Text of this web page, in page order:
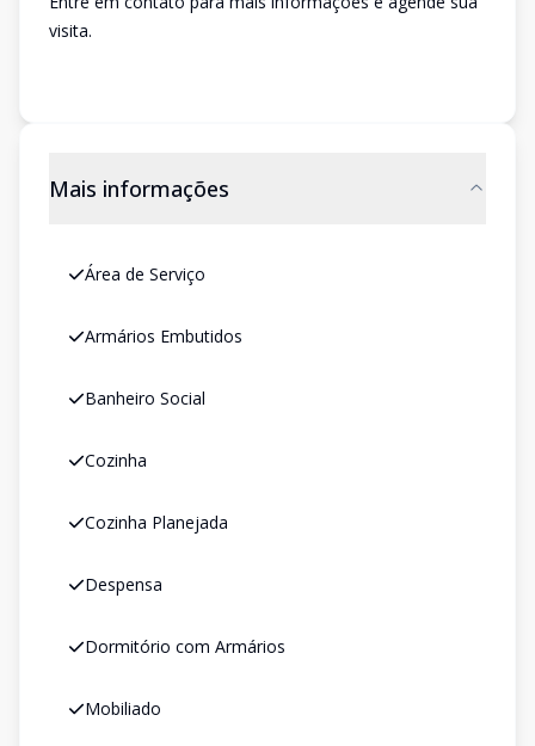
visita.
Mais informações
Área de Serviço
Armários Embutidos
Banheiro Social
Cozinha
Cozinha Planejada
Despensa
Dormitório com Armários
Mobiliado